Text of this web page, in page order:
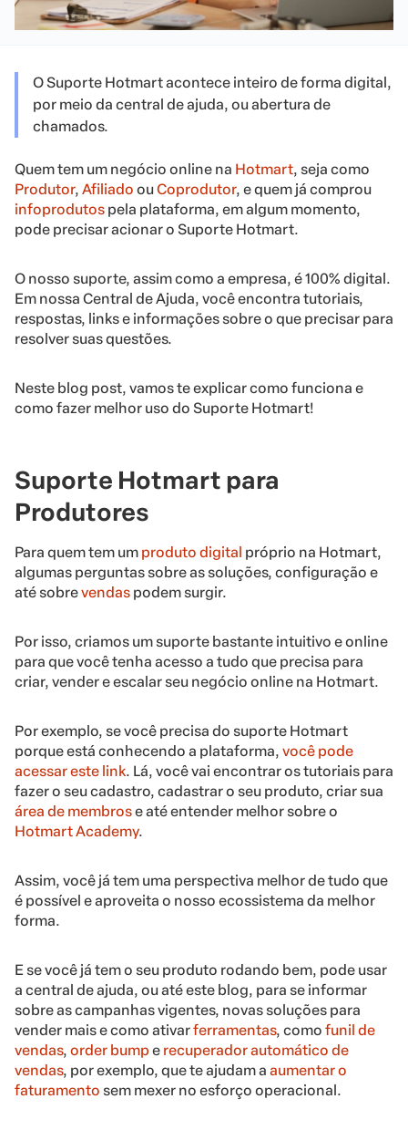
O Suporte Hotmart acontece inteiro de forma digital,
por meio da central de ajuda, ou abertura de
chamados.
Quem tem um negócio online na Hotmart, seja como
Produtor, Afiliado ouCoprodutor, e quem já comprou
infoprodutos pela plataforma, em algum momento,
pode precisar acionar o Suporte Hotmart.
O nosso suporte, assim como a empresa, é 100% digital.
Em nossa Central de Ajuda, você encontra tutoriais,
respostas, links e informações sobre o que precisar para
resolver suas questões.
Neste blog post, vamos te explicar como funciona e
como fazer melhor uso do Suporte Hotmart!
Suporte Hotmart para
Produtores
Para quem tem um produto digital próprio na Hotmart,
algumas perguntas sobre as soluções, configuração e
até sobrevendas podem surgir.
Por isso, criamos um suporte bastante intuitivo e online
para que você tenha acesso a tudo que precisa para
criar, vender e escalar seu negócio online na Hotmart.
Por exemplo, se você precisa do suporte Hotmart
porque está conhecendo a plataforma, você pode
acessar este link. Lá, você vai encontrar os tutoriais para
fazer o seu cadastro, cadastrar o seu produto, criar sua
área de membrose até entender melhor sobre o
Hotmart Academy.
Assim, você já tem uma perspectiva melhor de tudo que
é possível e aproveita o nosso ecossistema da melhor
forma.
E se você já tem o seu produto rodando bem, pode usar
a central de ajuda, ou até este blog, para se informar
sobre as campanhas vigentes, novas soluções para
vender mais e como ativarferramentas, como funil de
vendas, order bump e recuperador automático de
vendas, por exemplo, que te ajudam a aumentar o
faturamento sem mexer no esforço operacional.